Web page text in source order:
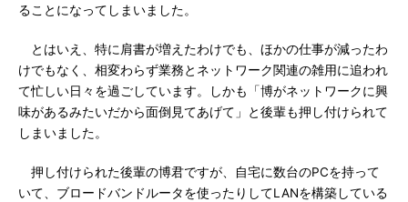
ることになってしまいました。
とはいえ、特に肩書が増えたわけでも、ほかの仕事が減ったわ
けでもなく、相変わらず業務とネットワーク関連の雑用に追われ
て忙しい日々を過ごしています。しかも「博がネットワークに興
味があるみたいだから面倒見てあげて」と後輩も押し付けられて
しまいました。
押し付けられた後輩の博君ですが、自宅に数台のPCを持って
いて、ブロードバンドルータを使ったりしてLANを構築している